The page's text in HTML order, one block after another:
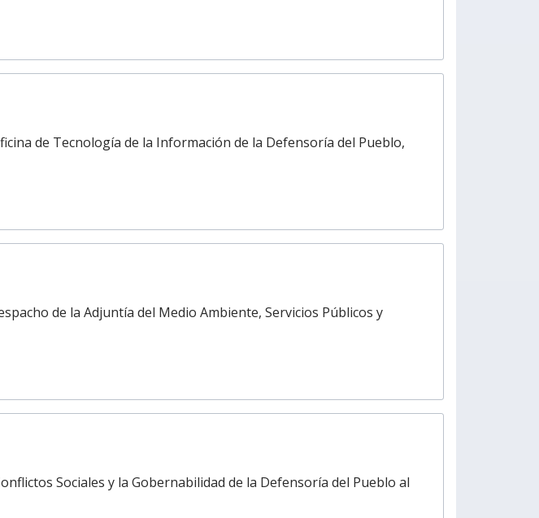
de Tecnología de la Información de la Defensoría del Pueblo,
de la Adjuntía del Medio Ambiente, Servicios Públicos y
Sociales y la Gobernabilidad de la Defensoría del Pueblo al